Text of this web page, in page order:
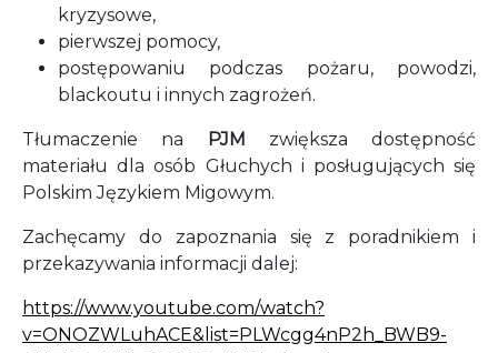
kryzysowe,
pierwszej pomocy,
postępowaniu podczas pożaru, powodzi,
blackoutu i innych zagrożeń.
Tłumaczenie na PJM zwiększa dostępność
materiału dla osób Głuchych i posługujących się
Polskim Językiem Migowym.
Zachęcamy do zapoznania się z poradnikiem i
przekazywania informacji dalej:
https://www.youtube.com/watch?
v=ONOZWLuhACE&list=PLWcgg4nP2h_BWB9-